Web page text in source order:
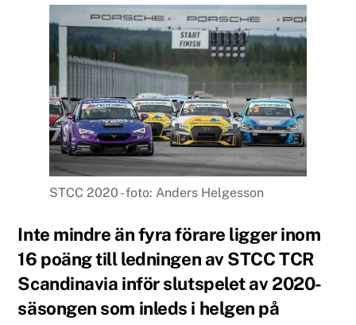
STCC 2020 - foto: Anders Helgesson
Inte mindre än fyra förare ligger inom
16 poäng till ledningen av STCC TCR
Scandinavia inför slutspelet av 2020-
säsongen som inleds i helgen på